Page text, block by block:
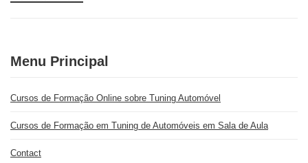
Menu Principal
Cursos de Formação Online sobre Tuning Automóvel
Cursos de Formação em Tuning de Automóveis em Sala de Aula
Contact